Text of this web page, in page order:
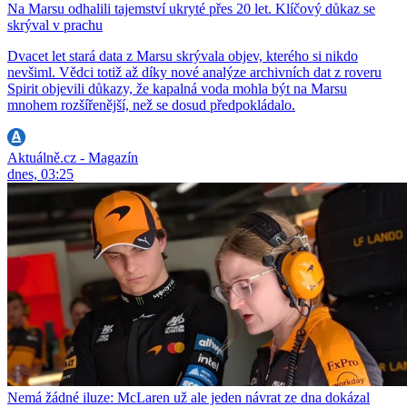
Na Marsu odhalili tajemství ukryté přes 20 let. Klíčový důkaz se
skrýval v prachu
Dvacet let stará data z Marsu skrývala objev, kterého si nikdo
nevšiml. Vědci totiž až díky nové analýze archivních dat z roveru
Spirit objevili důkazy, že kapalná voda mohla být na Marsu
mnohem rozšířenější, než se dosud předpokládalo.
Aktuálně.cz - Magazín
dnes, 03:25
Nemá žádné iluze: McLaren už ale jeden návrat ze dna dokázal